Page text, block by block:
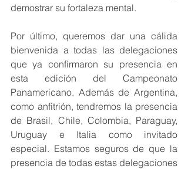
demostrar su fortaleza mental.
Por último, queremos dar una cálida
bienvenida a todas las delegaciones
que ya confirmaron su presencia en
esta edición del Campeonato
Panamericano. Además de Argentina,
como anfitrión, tendremos la presencia
de Brasil, Chile, Colombia, Paraguay,
Uruguay e Italia como invitado
especial. Estamos seguros de que la
presencia de todas estas delegaciones